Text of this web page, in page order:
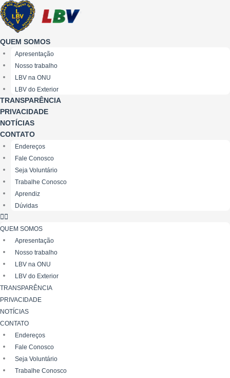
Ir
para
conteúdo
QUEM SOMOS
Apresentação
Nosso trabalho
LBV na ONU
LBV do Exterior
TRANSPARÊNCIA
PRIVACIDADE
NOTÍCIAS
CONTATO
Endereços
Fale Conosco
Seja Voluntário
Trabalhe Conosco
Aprendiz
Dúvidas
QUEM SOMOS
Apresentação
Nosso trabalho
LBV na ONU
LBV do Exterior
TRANSPARÊNCIA
PRIVACIDADE
NOTÍCIAS
CONTATO
Endereços
Fale Conosco
Seja Voluntário
Trabalhe Conosco